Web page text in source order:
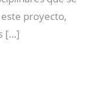
proyecto,
[…]